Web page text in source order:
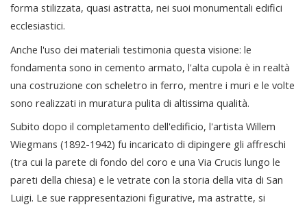
forma stilizzata, quasi astratta, nei suoi monumentali edifici
ecclesiastici.
Anche l'uso dei materiali testimonia questa visione: le
fondamenta sono in cemento armato, l'alta cupola è in realtà
una costruzione con scheletro in ferro, mentre i muri e le volte
sono realizzati in muratura pulita di altissima qualità.
Subito dopo il completamento dell'edificio, l'artista Willem
Wiegmans (1892-1942) fu incaricato di dipingere gli affreschi
(tra cui la parete di fondo del coro e una Via Crucis lungo le
pareti della chiesa) e le vetrate con la storia della vita di San
Luigi. Le sue rappresentazioni figurative, ma astratte, si